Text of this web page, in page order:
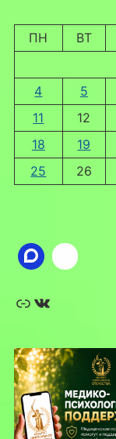
ПН ВТ
4
5
11
12
18
19
25
26